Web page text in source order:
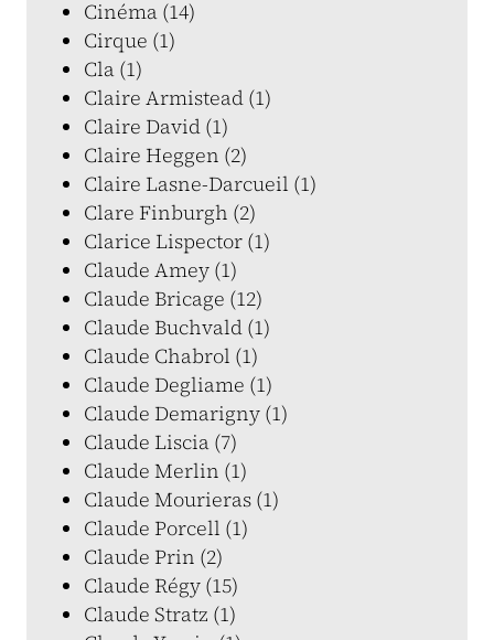
Cinéma (14)
Cirque (1)
Cla (1)
Claire Armistead (1)
Claire David (1)
Claire Heggen (2)
Claire Lasne-Darcueil (1)
Clare Finburgh (2)
Clarice Lispector (1)
Claude Amey (1)
Claude Bricage (12)
Claude Buchvald (1)
Claude Chabrol (1)
Claude Degliame (1)
Claude Demarigny (1)
Claude Liscia (7)
Claude Merlin (1)
Claude Mourieras (1)
Claude Porcell (1)
Claude Prin (2)
Claude Régy (15)
Claude Stratz (1)